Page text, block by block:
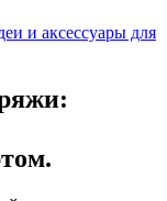
и аксессуары для